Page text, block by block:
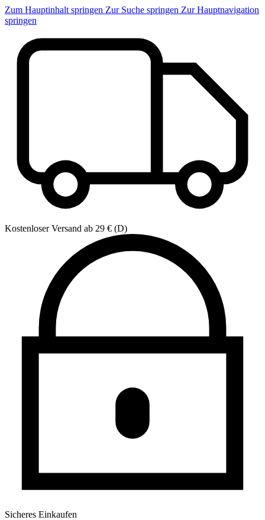
Zum Hauptinhalt springen Zur Suche springen Zur Hauptnavigation
springen
Kostenloser Versand ab 29 € (D)
Sicheres Einkaufen